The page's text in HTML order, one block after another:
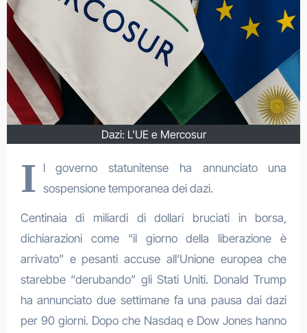
Dazi: L'UE e Mercosur
I l governo statunitense ha annunciato una
sospensione temporanea dei dazi.
Centinaia di miliardi di dollari bruciati in borsa,
dichiarazioni come “il giorno della liberazione è
arrivato” e pesanti accuse all’Unione europea che
starebbe “derubando” gli Stati Uniti. Donald Trump
ha annunciato due settimane fa una pausa dai dazi
per 90 giorni. Dopo che Nasdaq e Dow Jones hanno